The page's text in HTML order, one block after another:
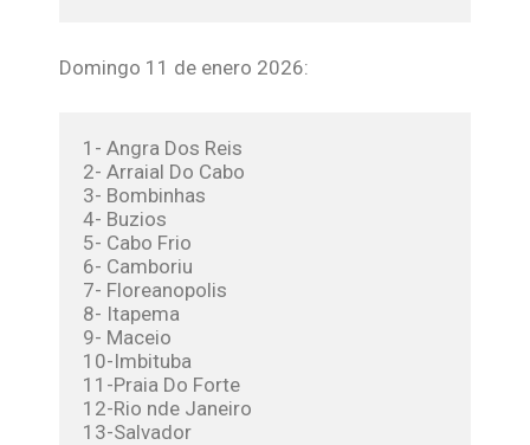
Domingo 11 de enero 2026:
1- Angra Dos Reis
2- Arraial Do Cabo
3- Bombinhas
4- Buzios
5- Cabo Frio
6- Camboriu
7- Floreanopolis
8- Itapema
9- Maceio
10-Imbituba
11-Praia Do Forte
12-Rio nde Janeiro
13-Salvador